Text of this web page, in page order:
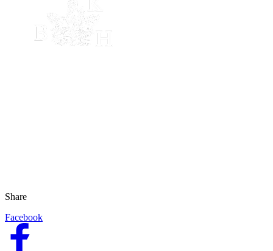
Share
Facebook